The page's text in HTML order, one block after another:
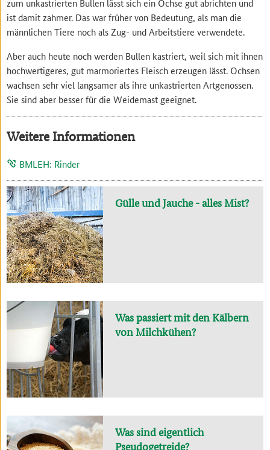
zum unkastrierten Bullen lässt sich ein Ochse gut abrichten und
ist damit zahmer. Das war früher von Bedeutung, als man die
männlichen Tiere noch als Zug- und Arbeitstiere verwendete.
Aber auch heute noch werden Bullen kastriert, weil sich mit ihnen
hochwertigeres, gut marmoriertes Fleisch erzeugen lässt. Ochsen
wachsen sehr viel langsamer als ihre unkastrierten Artgenossen.
Sie sind aber besser für die Weidemast geeignet.
Weitere Informationen
BMLEH: Rinder
Gülle und Jauche - alles Mist?
Was passiert mit den Kälbern
von Milchkühen?
Was sind eigentlich
Pseudogetreide?